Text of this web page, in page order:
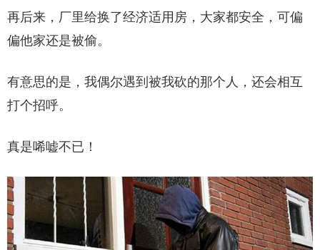
再后来，厂里给换了经济适用房，大家都安全，可偏
偏他家还是被偷。
有意思的是，我偶尔遇到被我砍的那个人，还会相互
打个招呼。
真是唏嘘不已！